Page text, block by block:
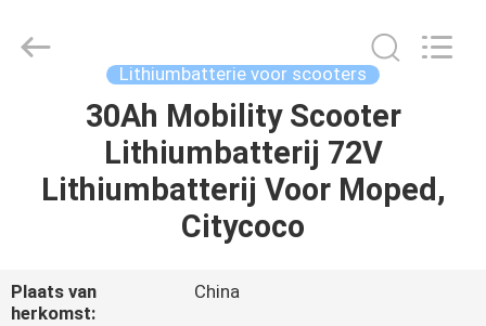
THUIS
PRODUCTEN
ONS
Technology
Lithiumbatterie voor scooters
30Ah Mobility Scooter
Lithiumbatterij 72V
Lithiumbatterij Voor Moped,
Citycoco
Plaats van
herkomst:
China